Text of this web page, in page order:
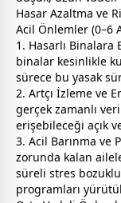
Hasar Azaltma ve
Acil Önlemler (0–6
1. Hasarlı Binalara
binalar kesinlikle
sürece bu yasak
2. Artçı İzleme ve
gerçek zamanlı
erişebileceği açık
3. Acil Barınma ve
zorunda kalan
süreli stres
programları